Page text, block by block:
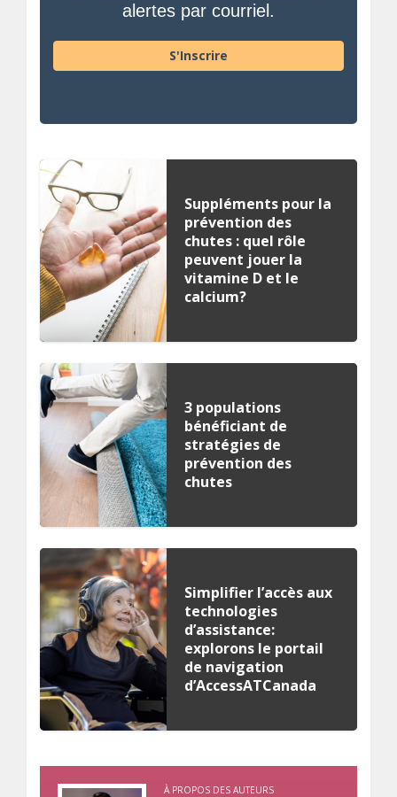
alertes par courriel.
S'Inscrire
Suppléments pour la
prévention des
chutes : quel rôle
peuvent jouer la
vitamine D et le
calcium?
3 populations
bénéficiant de
stratégies de
prévention des
chutes
Simplifier l’accès aux
technologies
d’assistance:
explorons le portail
de navigation
d’AccessATCanada
À PROPOS DES AUTEURS